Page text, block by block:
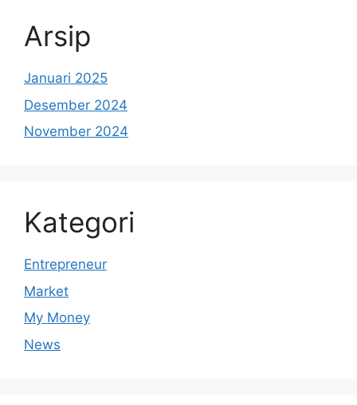
Arsip
Januari 2025
Desember 2024
November 2024
Kategori
Entrepreneur
Market
My Money
News